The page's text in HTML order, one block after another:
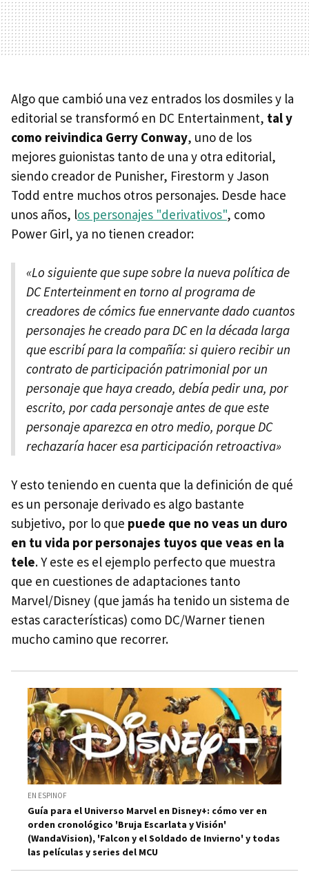
Algo que cambió una vez entrados los dosmiles y la
editorial se transformó en DC Entertainment, tal y
como reivindica Gerry Conway, uno de los
mejores guionistas tanto de una y otra editorial,
siendo creador de Punisher, Firestorm y Jason
Todd entre muchos otros personajes. Desde hace
unos años, los personajes "derivativos", como
Power Girl, ya no tienen creador:
«Lo siguiente que supe sobre la nueva política de
DC Enterteinment en torno al programa de
creadores de cómics fue ennervante dado cuantos
personajes he creado para DC en la década larga
que escribí para la compañía: si quiero recibir un
contrato de participación patrimonial por un
personaje que haya creado, debía pedir una, por
escrito, por cada personaje antes de que este
personaje aparezca en otro medio, porque DC
rechazaría hacer esa participación retroactiva»
Y esto teniendo en cuenta que la definición de qué
es un personaje derivado es algo bastante
subjetivo, por lo que puede que no veas un duro
en tu vida por personajes tuyos que veas en la
tele. Y este es el ejemplo perfecto que muestra
que en cuestiones de adaptaciones tanto
Marvel/Disney (que jamás ha tenido un sistema de
estas características) como DC/Warner tienen
mucho camino que recorrer.
EN ESPINOF
Guía para el Universo Marvel en Disney+: cómo ver en
orden cronológico 'Bruja Escarlata y Visión'
(WandaVision), 'Falcon y el Soldado de Invierno' y todas
las películas y series del MCU